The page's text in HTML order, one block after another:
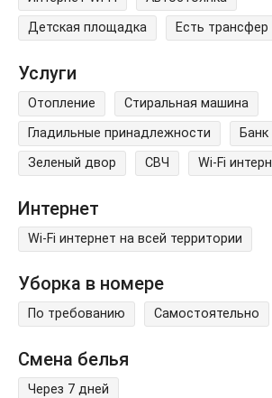
Детская площадка
Есть трансфер
Услуги
Отопление
Стиральная машина
Гладильные принадлежности
Банк
Зеленый двор
СВЧ Wi-Fi
Интернет
Wi-Fi интернет на всей территории
Уборка в номере
По требованию Самостоятельно
Смена белья
Через 7 дней